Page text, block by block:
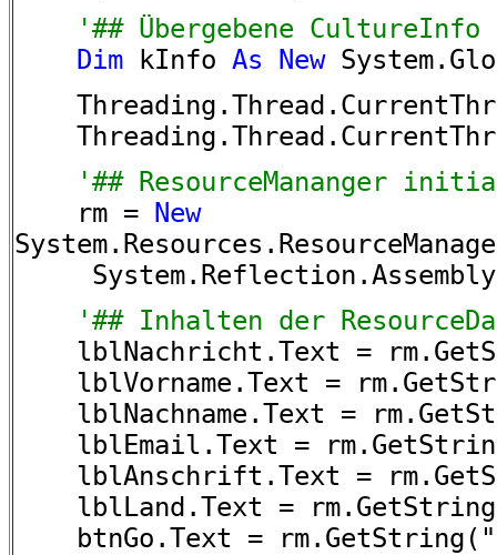
'## Übergebene CultureInfo
Dim kInfo As New
'## ResourceMananger
rm = New
'## Inhalten der
lblNachricht.Text =
lblVorname.Text =
lblNachname.Text =
lblEmail.Text =
lblAnschrift.Text =
lblLand.Text =
btnGo.Text =